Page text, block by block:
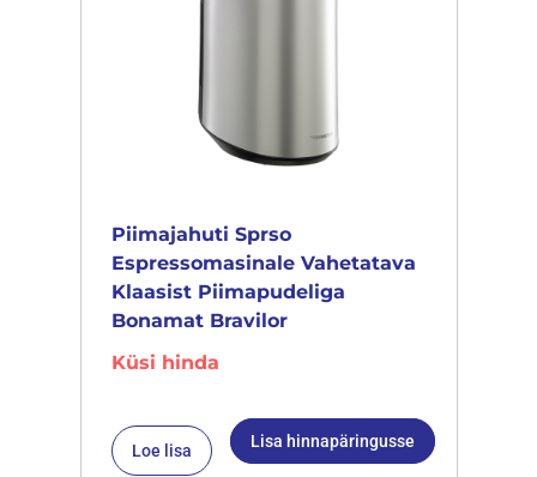
Piimajahuti Sprso
Espressomasinale Vahetatava
Klaasist Piimapudeliga
Bonamat Bravilor
Küsi hinda
Loe lisa Lisa hinnapäringusse